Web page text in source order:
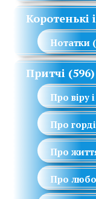
Коротенькі
Нотатки
Притчі (596)
Про віру
Про
Про
Про